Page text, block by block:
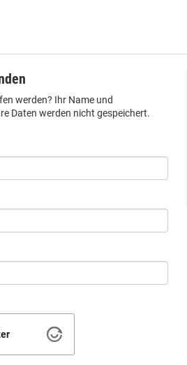
werden? Ihr Name und
Daten werden nicht gespeichert.